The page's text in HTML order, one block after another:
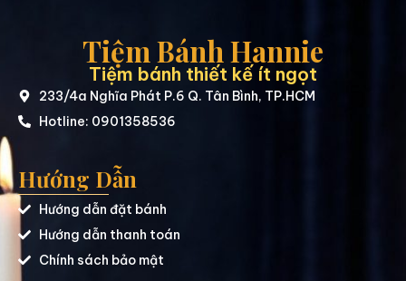
Tiệm Bánh Hannie
Tiệm bánh thiết kế ít ngọt
233/4a Nghĩa Phát P.6 Q. Tân Bình, TP.HCM
Hotline: 0901358536
Hướng Dẫn
Hướng dẫn đặt bánh
Hướng dẫn thanh toán
Chính sách bảo mật